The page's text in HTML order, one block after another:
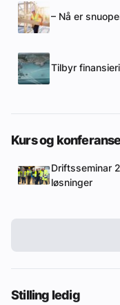
– Nå er
Tilbyr
Kurs og
Driftsseminar
løsninger
Stilling ledig